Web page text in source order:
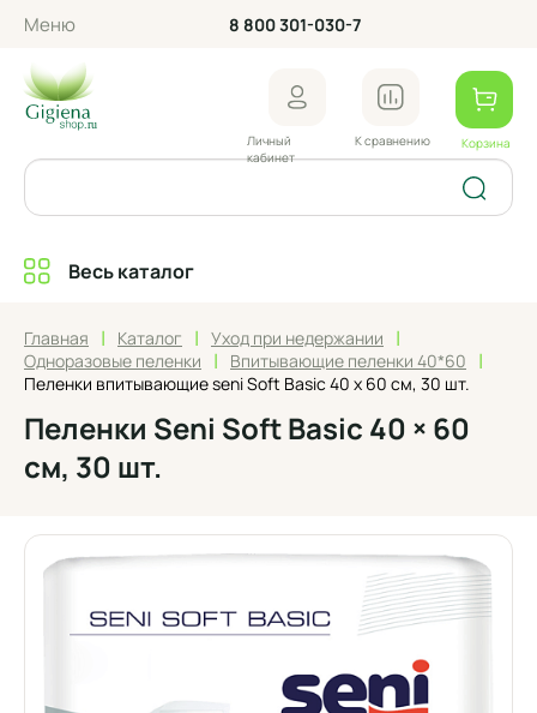
Меню 8 800 301-030-7
Личный
кабинет
К сравнению Корзина
Весь каталог
Главная | Каталог | Уход при недержании |
Одноразовые пеленки | Впитывающие пеленки 40*60 |
Пеленки впитывающие seni Soft Basic 40 x 60 см, 30 шт.
Пеленки Seni Soft Basic 40 × 60
см, 30 шт.